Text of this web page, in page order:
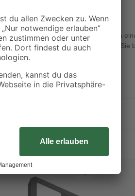
Sie die Regalhalterungen "Scoop" an
Sie damit Holz- oder Glasplatten, die Sie
ist im Lieferumfang enthalten.